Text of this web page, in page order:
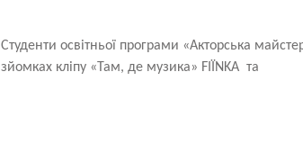
Студенти освітньої програми «Акторська
зйомках кліпу «Там, де музика» FIЇNKA та